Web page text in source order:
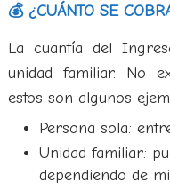
💰 ¿CUÁNTO SE
La cuantía del
unidad familiar. No
estos son algunos
Persona sola:
Unidad familiar:
dependiendo de